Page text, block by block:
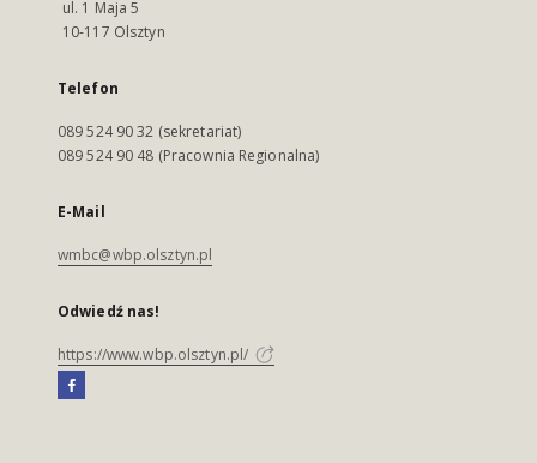
ul. 1 Maja 5
10-117 Olsztyn
Telefon
089 524 90 32 (sekretariat)
089 524 90 48 (Pracownia Regionalna)
E-Mail
wmbc@wbp.olsztyn.pl
Odwiedź nas!
https://www.wbp.olsztyn.pl/